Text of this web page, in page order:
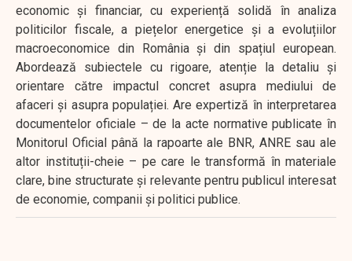
economic și financiar, cu experiență solidă în analiza
politicilor fiscale, a piețelor energetice și a evoluțiilor
macroeconomice din România și din spațiul european.
Abordează subiectele cu rigoare, atenție la detaliu și
orientare către impactul concret asupra mediului de
afaceri și asupra populației. Are expertiză în interpretarea
documentelor oficiale – de la acte normative publicate în
Monitorul Oficial până la rapoarte ale BNR, ANRE sau ale
altor instituții-cheie – pe care le transformă în materiale
clare, bine structurate și relevante pentru publicul interesat
de economie, companii și politici publice.